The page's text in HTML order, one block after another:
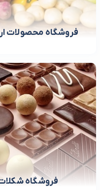
فروشگاه محصولات
فروشگاه